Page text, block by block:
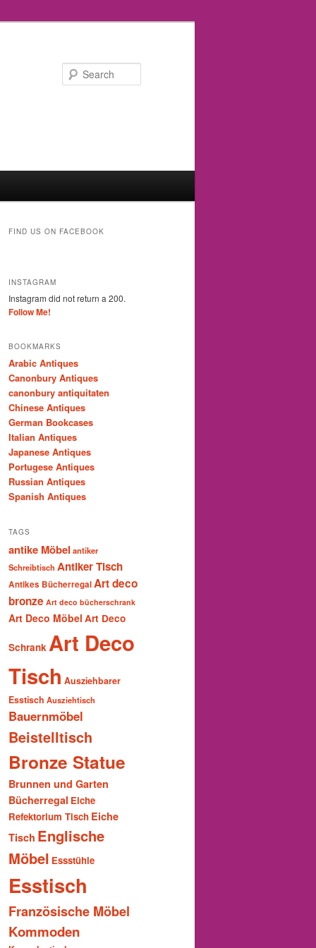
FIND US ON FACEBOOK
INSTAGRAM
Instagram did not return a 200.
Follow Me!
BOOKMARKS
Arabic Antiques
Canonbury Antiques
canonbury antiquitaten
Chinese Antiques
German Bookcases
Italian Antiques
Japanese Antiques
Portugese Antiques
Russian Antiques
Spanish Antiques
TAGS
antike Möbel antiker
Schreibtisch Antiker Tisch
Antikes BücherregalArt deco
bronze Art deco bücherschrank
Art Deco Möbel Art Deco
Schrank Art Deco
Tisch Ausziehbarer
Esstisch Ausziehtisch
Bauernmöbel
Beistelltisch
Bronze Statue
Brunnen und Garten
Bücherregal Eiche
Refektorium Tisch Eiche
Tisch Englische
Möbel Essstühle
Esstisch
Französische Möbel
Kommoden